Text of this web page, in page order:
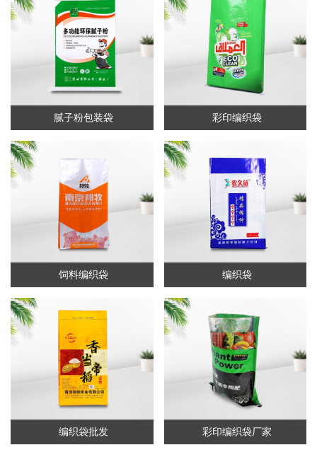
腻子粉包装袋 彩印编织袋
饲料编织袋 编织袋
编织袋批发 彩印编织袋厂家